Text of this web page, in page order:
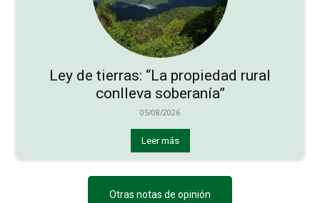
Ley de tierras: “La propiedad rural
conlleva soberanía”
05/08/2026
Leer más
Otras notas de opinión